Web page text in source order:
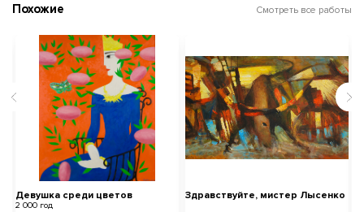
Похожие Смотреть все работы
Девушка среди цветов
2 000 год
Здравствуйте, мистер Лысенко